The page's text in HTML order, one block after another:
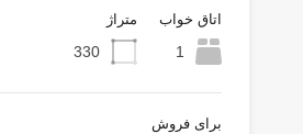
اتاق خواب
1
متراژ
330
برای فروش